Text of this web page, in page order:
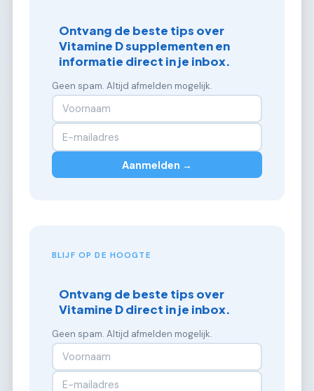
Ontvang de beste tips over
Vitamine D supplementen en
informatie direct in je inbox.
Geen spam. Altijd afmelden mogelijk.
Aanmelden →
BLIJF OP DE HOOGTE
Ontvang de beste tips over
Vitamine D direct in je inbox.
Geen spam. Altijd afmelden mogelijk.